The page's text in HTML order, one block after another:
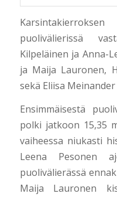
puolivälierissä
Kilpeläinen ja Anna-
ja Maija Lauronen,
sekä Eliisa
Ensimmäisestä
polki jatkoon 15,35
vaiheessa niukasti
Leena Pesonen
puolivälierässä
Maija Lauronen